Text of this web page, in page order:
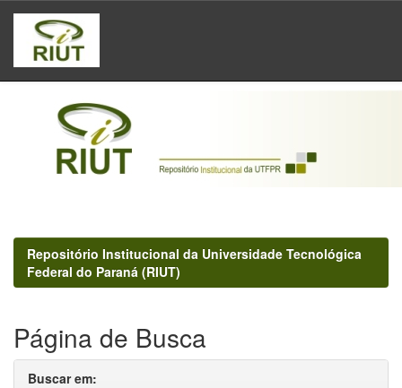
Skip
navigation
Repositório Institucional da Universidade Tecnológica
Federal do Paraná (RIUT)
Página de Busca
Buscar em: